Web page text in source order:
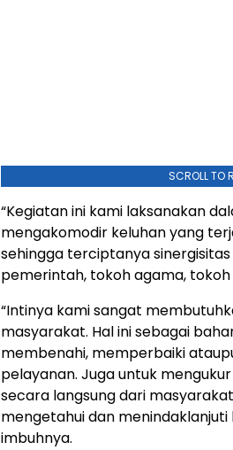
SCROLL TO
“Kegiatan ini kami laksanakan
mengakomodir keluhan yang
sehingga terciptanya
pemerintah, tokoh agama, tokoh
“Intinya kami sangat
masyarakat. Hal ini sebagai
membenahi, memperbaiki
pelayanan. Juga untuk
secara langsung dari
mengetahui dan
imbuhnya.